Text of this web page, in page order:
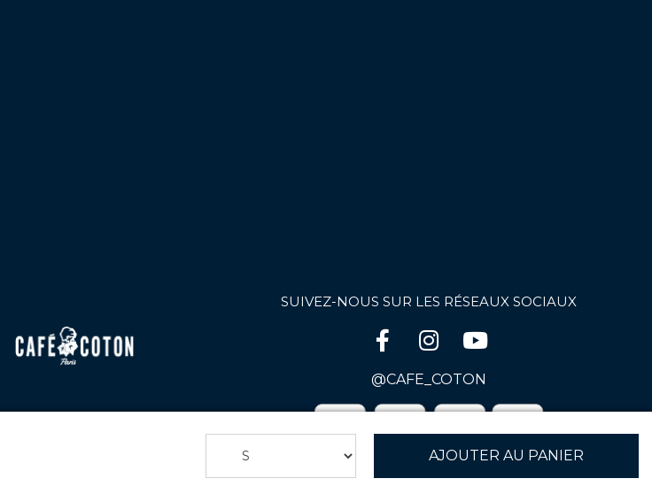
AJOUTER AU PANIER
SUIVEZ-NOUS SUR LES RÉSEAUX SOCIAUX
@CAFE_COTON
Mentions Légales | Politique de confidentialité | Les Conditions Générales De Vente
en garantissant la conformité avec les réglementations. Personnalisez vos préférences pour